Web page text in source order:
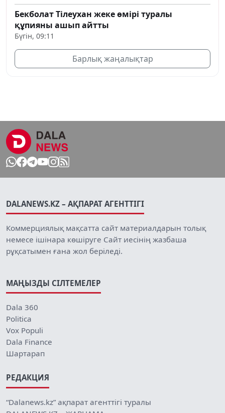
Бекболат Тілеухан жеке өмірі туралы
құпияны ашып айтты
Бүгін, 09:11
Барлық жаңалықтар
DALANEWS.KZ – АҚПАРАТ АГЕНТТІГІ
Коммерциялық мақсатта сайт материалдарын толық
немесе ішінара көшіруге Сайт иесінің жазбаша
рұқсатымен ғана жол беріледі.
МАҢЫЗДЫ СІЛТЕМЕЛЕР
Dala 360
Politica
Vox Populi
Dala Finance
Шартарап
РЕДАКЦИЯ
“Dalanews.kz” ақпарат агенттігі туралы